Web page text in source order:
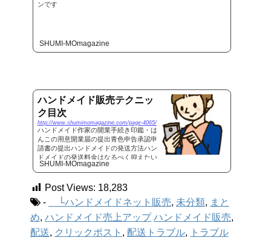
ンです
SHUMI-MOmagazine
ハンドメイド販売テクニッ
ク目次
http://www.shumimomagazine.com/page-4065/
ハンドメイド作家の開業手続き印鑑・は
んこの用意開業届の提出青色申告承認申
請書の提出ハンドメイドの発送方法ハン
ドメイドの発送料金はなるべく抑えたい
ところ。とはいえ、トラブルを防ぐため
に追跡機能が付いている発送方法が良い
など、発送する商品や用途によっ...
SHUMI-MOmagazine
Post Views: 18,283
-
└ハンドメイドネット販売, 未分類, まと
め, ハンドメイド売上アップ ハンドメイド販売,
配送, クリックポスト , 配送トラブル, トラブル